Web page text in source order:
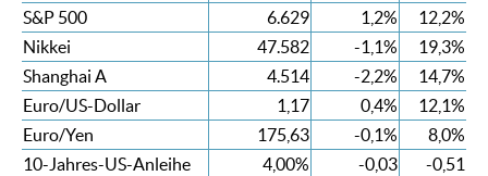
S&P 500
6.629 1,2%
12,2%
Nikkei
47.582 -1,1%
19,3%
Shanghai A
4.514 -2,2%
14,7%
Euro/US-Dollar
1,17 0,4%
12,1%
Euro/Yen
175,63 -0,1%
8,0%
10-Jahres-US-Anleihe
4,00% -0,03
-0,51